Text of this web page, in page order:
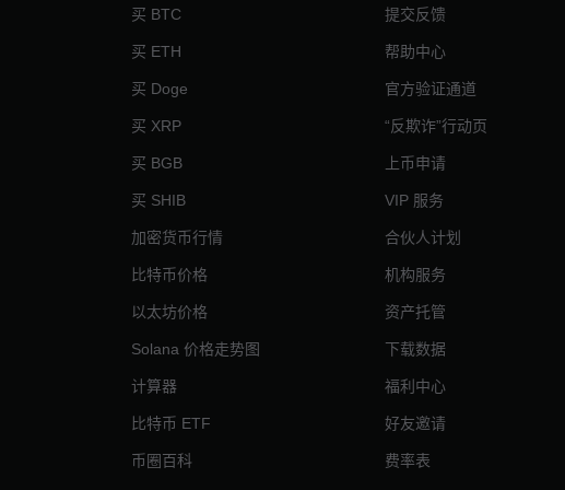
买 BTC
买 ETH
买 Doge
买 XRP
买 BGB
买 SHIB
加密货币行情
比特币价格
以太坊价格
Solana 价格走势图
计算器
比特币 ETF
币圈百科
提交反馈
帮助中心
官方验证通道
“反欺诈”行动页
上币申请
VIP 服务
合伙人计划
机构服务
资产托管
下载数据
福利中心
好友邀请
费率表